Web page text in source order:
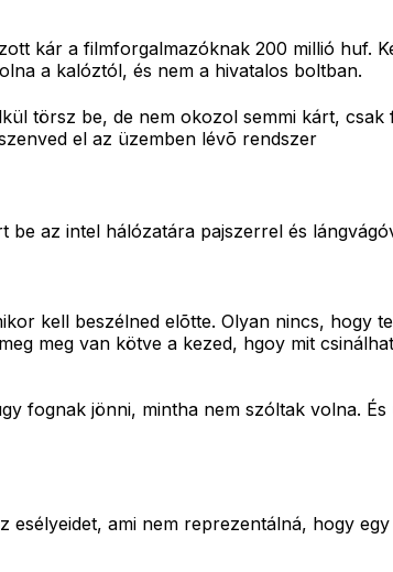
kár a filmforgalmazóknak 200 millió huf.
a kalóztól, és nem a hivatalos boltban.
törsz be, de nem okozol semmi kárt,
el az üzemben lévõ rendszer
az intel hálózatára pajszerrel és
kell beszélned elõtte. Olyan nincs, hogy
meg van kötve a kezed, hgoy mit
fognak jönni, mintha nem szóltak volna.
ami nem reprezentálná, hogy